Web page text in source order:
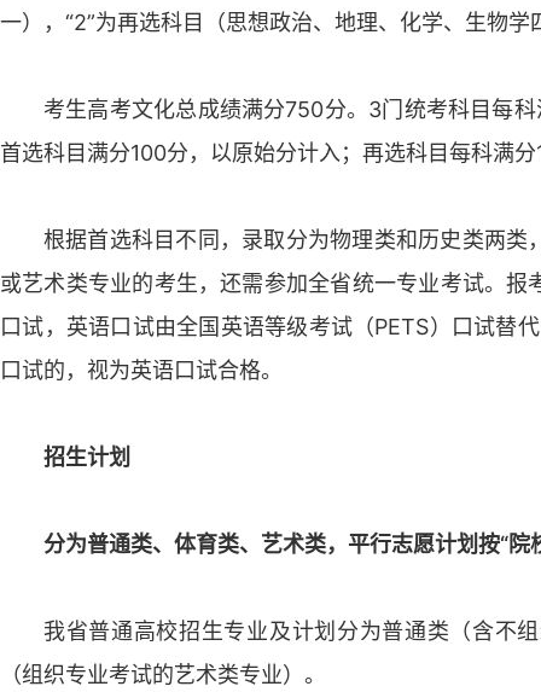
一），“2”为再选科目（思想政治、地理、化学、生物学
考生高考文化总成绩满分750分。3门统考科目每
首选科目满分100分，以原始分计入；再选科目每科满
根据首选科目不同，录取分为物理类和历史类两
或艺术类专业的考生，还需参加全省统一专业考试。
口试，英语口试由全国英语等级考试（PETS）口试替
口试的，视为英语口试合格。
招生计划
分为普通类、体育类、艺术类，平行志愿计划按“院
我省普通高校招生专业及计划分为普通类（含不
（组织专业考试的艺术类专业）。